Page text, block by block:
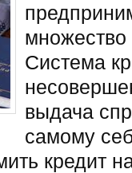
Система
выдача
самому
кредит